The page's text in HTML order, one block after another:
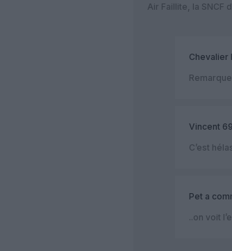
Air Faillite, la SNCF
Chevalier
Vincent 69
C’est
Pet a
..on voit